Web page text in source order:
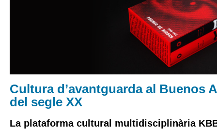
Cultura d’avantguarda al Buenos
del segle XX
La plataforma cultural multidisciplinària